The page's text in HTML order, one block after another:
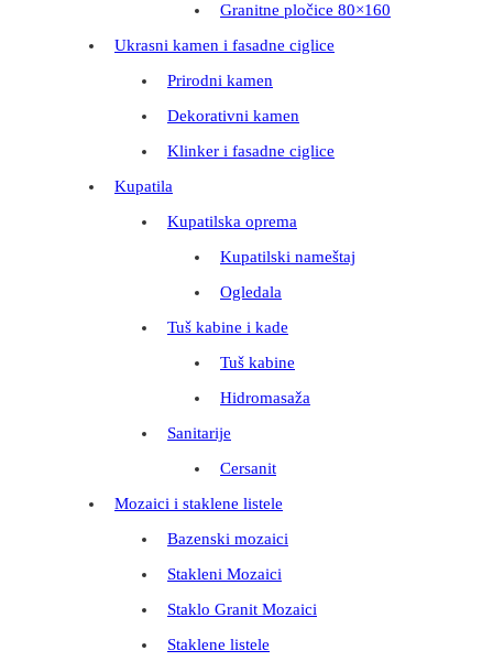
Granitne pločice 80×160
Ukrasni kamen i fasadne ciglice
Prirodni kamen
Dekorativni kamen
Klinker i fasadne ciglice
Kupatila
Kupatilska oprema
Kupatilski nameštaj
Ogledala
Tuš kabine i kade
Tuš kabine
Hidromasaža
Sanitarije
Cersanit
Mozaici i staklene listele
Bazenski mozaici
Stakleni Mozaici
Staklo Granit Mozaici
Staklene listele